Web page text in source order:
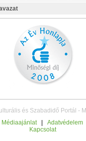
és Szabadidő Portál -
Médiaajánlat Adatvédelem
Kapcsolat